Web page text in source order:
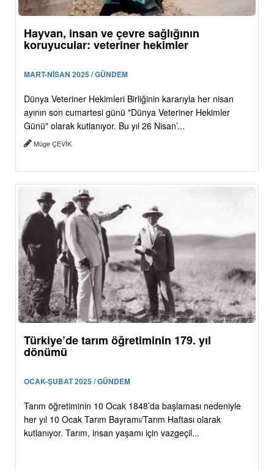
Hayvan, insan ve çevre sağlığının
koruyucular: veteriner hekimler
MART-NİSAN 2025 / GÜNDEM
Dünya Veteriner Hekimleri Birliğinin kararıyla her nisan
ayının son cumartesi günü "Dünya Veteriner Hekimler
Günü" olarak kutlanıyor. Bu yıl 26 Nisan’...
Müge ÇEVİK
Türkiye’de tarım öğretiminin 179. yıl
dönümü
OCAK-ŞUBAT 2025 / GÜNDEM
Tarım öğretiminin 10 Ocak 1848’da başlaması nedeniyle
her yıl 10 Ocak Tarım Bayramı/Tarım Haftası olarak
kutlanıyor. Tarım, insan yaşamı için vazgeçil...